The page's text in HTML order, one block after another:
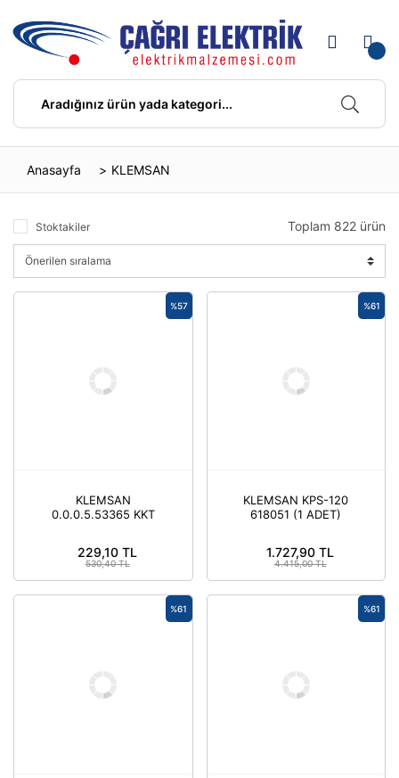
Anasayfa KLEMSAN
Stoktakiler Toplam 822 ürün
KLEMSAN
0.0.0.5.53365 KKT
ADET )
%57
229,10 TL
530,40 TL
KLEMSAN KPS-120
618051 (1 ADET)
%61
1.727,90 TL
4.415,00 TL
%61 %61